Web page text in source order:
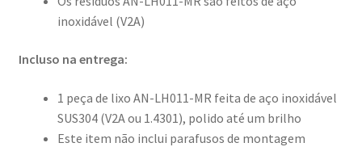
inoxidável (V2A)
Incluso na entrega:
1 peça de lixo AN-LH011-MR feita de aço inoxidável
SUS304 (V2A ou 1.4301), polido até um brilho
Este item não inclui parafusos de montagem